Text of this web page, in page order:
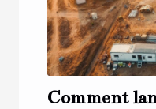
Comment